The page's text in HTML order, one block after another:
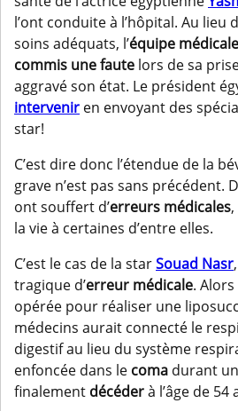
l’ont conduite à l’hôpital. Au lieu
soins adéquats, l’équipe médicale
commis une faute lors de sa
aggravé son état. Le président
intervenir en envoyant des
star!
C’est dire donc l’étendue de la
grave n’est pas sans précédent.
ont souffert d’erreurs médicales
la vie à certaines d’entre elles.
C’est le cas de la starSouad Nasr
tragique d’erreur médicale.
opérée pour réaliser une
médecins aurait connecté le
digestif au lieu du système
enfoncée dans le coma durant
finalement décéderà l’âge de